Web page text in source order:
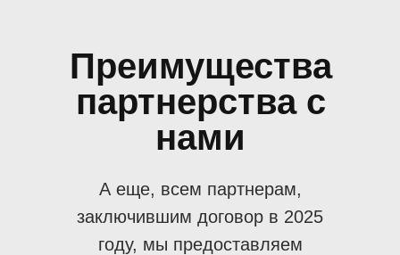
Преимущества
партнерства с
нами
А еще, всем партнерам,
заключившим договор в 2025
году, мы предоставляем